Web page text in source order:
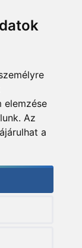
elemzése
Az
a